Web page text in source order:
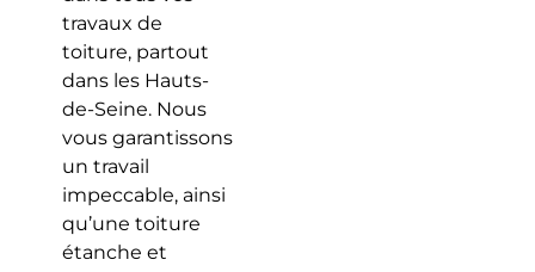
travaux de
toiture, partout
dans les Hauts-
de-Seine. Nous
vous garantissons
un travail
impeccable, ainsi
qu’une toiture
étanche et